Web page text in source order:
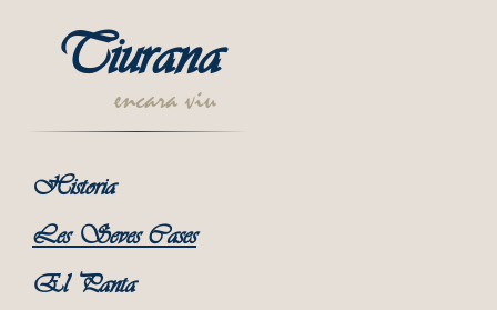
Tiurana
encara viu
Historia
Les Seves Cases
El Panta